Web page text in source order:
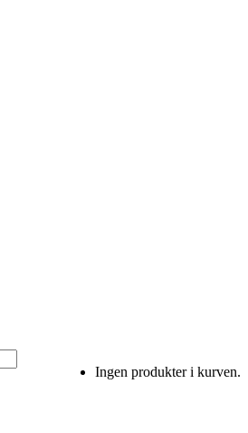
Ingen produkter i kurven.